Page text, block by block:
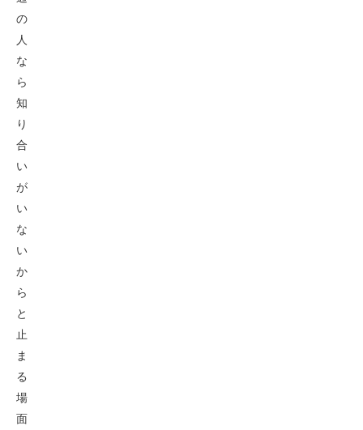
の
人
な
ら
知
り
合
い
が
い
な
い
か
ら
と
止
ま
る
場
面